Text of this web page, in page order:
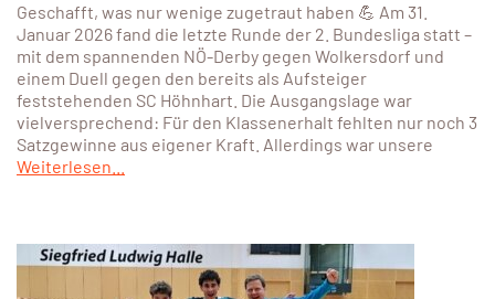
Geschafft, was nur wenige zugetraut haben 💪 Am 31.
Januar 2026 fand die letzte Runde der 2. Bundesliga statt –
mit dem spannenden NÖ-Derby gegen Wolkersdorf und
einem Duell gegen den bereits als Aufsteiger
feststehenden SC Höhnhart. Die Ausgangslage war
vielversprechend: Für den Klassenerhalt fehlten nur noch 3
Satzgewinne aus eigener Kraft. Allerdings war unsere
Weiterlesen...